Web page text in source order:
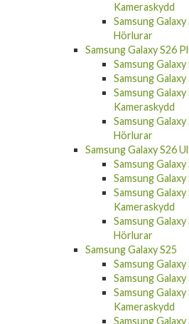
Kameraskydd
Samsung
Hörlurar
Samsung Galaxy S26
Samsung
Samsung Galaxy
Samsung
Kameraskydd
Samsung
Hörlurar
Samsung Galaxy S26
Samsung
Samsung
Samsung
Kameraskydd
Samsung
Hörlurar
Samsung Galaxy S25
Samsung Galaxy
Samsung Galaxy
Samsung
Kameraskydd
Samsung